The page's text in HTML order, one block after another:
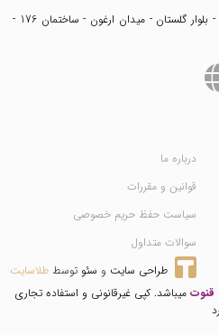
تهران - شهر گلستان - بلوار گلستان - میدان ارغون - ساختمان 176 -
درباره ما
قوانین و مقررات
سیاست حفظ حریم خصوصی
سوالات متداول
طراحی سایت و سئو توسط طلاسایت
قنوت میباشد. کپی غیرقانونی و استفاده تجاری